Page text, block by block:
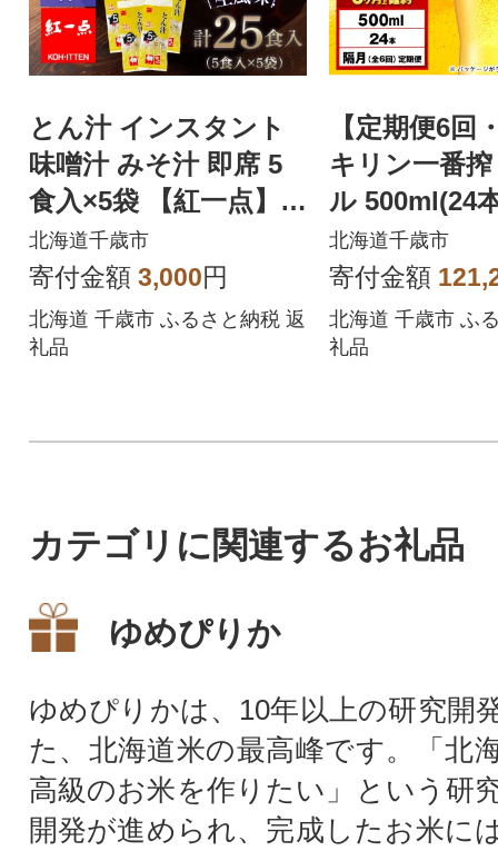
とん汁 インスタント
味噌汁 みそ汁 即席 5
食入×5袋 【紅一点】
《千歳工場製造》
北海道千歳市
寄付金額 3,000円
北海道 千歳市 ふるさと納税 返
礼品
【定期便6回
キリン一番
ル 500ml(24
道千歳工場産
北海道千歳市
寄付金額
北海道 千歳市 ふ
礼品
カテゴリに関連するお礼品
ゆめぴりか
ゆめぴりかは、10年以上の研究開
た、北海道米の最高峰です。「北
高級のお米を作りたい」という研
開発が進められ、完成したお米に